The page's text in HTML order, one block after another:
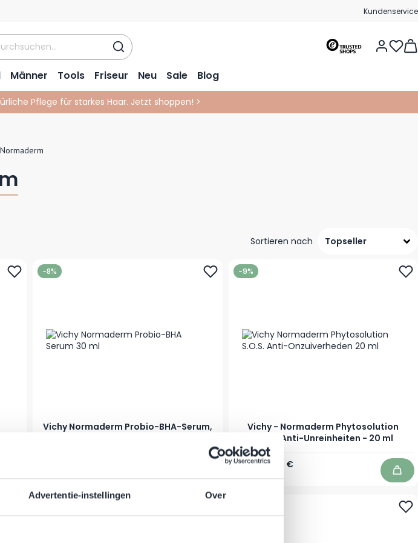
Advertentie-instellingen Over
Kundenservice
Männer Tools Friseur Neu Sale Blog
Pflege für starkes Haar. Jetzt shoppen! >
Sortieren nach
In den Warenkorb
-8%
Vichy Normaderm Probio-BHA-Serum,
Auf Lager In den Warenkorb
-9%
Vichy - Normaderm Phytosolution
S.O.S. Anti-Unreinheiten - 20 ml
Sonderpreis
15,45 €
Regulärer Preis
16,95 €
Auf Lager In